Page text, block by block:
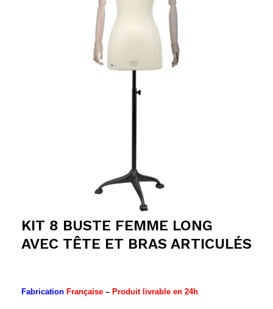
KIT 8 BUSTE FEMME LONG
AVEC TÊTE ET BRAS ARTICULÉS
Fabrication Française – Produit livrable en 24h